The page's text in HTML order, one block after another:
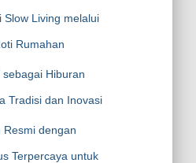
Slow Living melalui
Rumahan
Hiburan
Tradisi dan Inovasi
Resmi dengan
Terpercaya untuk